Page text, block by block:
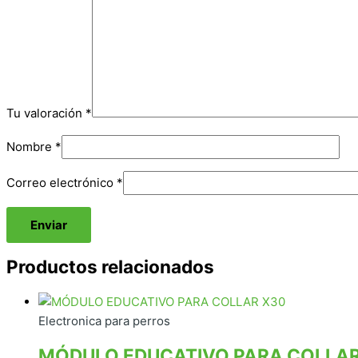
Tu valoración *
Nombre *
Correo electrónico *
Productos relacionados
Electronica para perros